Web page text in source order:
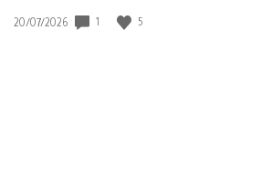
Data
20/07/2026 1 5